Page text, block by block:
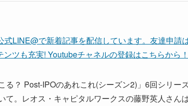
式LINE@で新着記事を配信しています。友達申請
ツも充実! Youtubeチャネルの登録はこちらから！
る？ Post-IPOのあれこれ(シーズン2)」6回シリ
て。レオス・キャピタルワークスの藤野英人さん